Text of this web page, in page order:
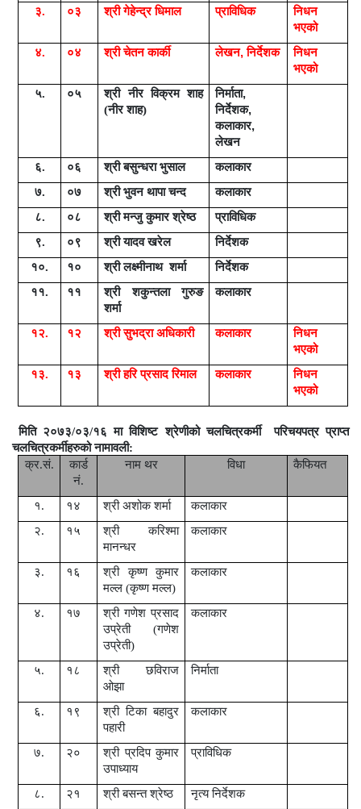
३.
०३ श्री गेहेन्द्र धिमाल प्राविधिक
निधन
भएको
४.
०४ श्री चेतन कार्की लेखन,निर्देशक
निधन
भएको
५.
०५
श्री नीर विक्रम शाह
(नीर शाह)
निर्माता,
निर्देशक,
कलाकार,
लेखन
६.
०६ श्री बसुन्धरा भुसाल
कलाकार
७.
०७ श्री भुवन थापा चन्द
कलाकार
८.
०८ श्री मन्जु कुमार श्रेष्ठ
प्राविधिक
९.
०९ श्री यादव खरेल
निर्देशक
१०.
१० श्री लक्ष्मीनाथ शर्मा
निर्देशक
११.
११
श्री शकुन्तला गुरुङ
शर्मा
कलाकार
१२. १२ श्री सुभद्रा अधिकारी कलाकार
निधन
भएको
१३.
१३ श्री हरि प्रसाद रिमाल कलाकार
निधन
भएको
मिति २०७३/०३/१६ मा विशिष्ट श्रेणीको चलचित्रकर्मी
परिचयपत्र प्राप्त
चलचित्रकर्मीहरुको नामावली:
क्र.सं.
कार्ड
नं.
नाम थर विधा कैफियत
१. १४ श्री अशोक शर्मा
कलाकार
२.
१५
श्री करिश्मा
मानन्धर
कलाकार
३. १६
श्री कृष्ण कुमार
मल्ल (कृष्ण मल्ल)
कलाकार
४. १७
श्री गणेश प्रसाद
उप्रेती (गणेश
उप्रेती)
कलाकार
५. १८
श्री छविराज
ओझा
निर्माता
६. १९
श्री टिका बहादुर
पहारी
कलाकार
७. २०
श्री प्रदिप कुमार
उपाध्याय
प्राविधिक
८. २१ श्री बसन्त श्रेष्ठ
नृत्य निर्देशक